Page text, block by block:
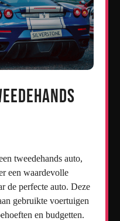
tweedehands auto,
een waardevolle
de perfecte auto. Deze
gebruikte voertuigen
en budgetten.